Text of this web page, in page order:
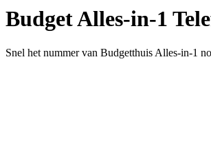
Budget Alles-in-1
Snel het nummer van Budgetthuis Alles-in-1